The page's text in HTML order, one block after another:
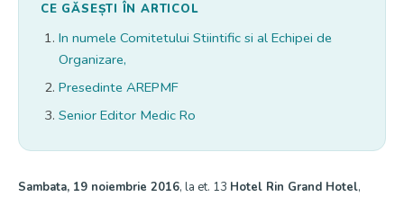
CE GĂSEȘTI ÎN ARTICOL
In numele Comitetului Stiintific si al Echipei de
Organizare,
Presedinte AREPMF
Senior Editor Medic Ro
Sambata, 19 noiembrie 2016, la et. 13 Hotel Rin Grand Hotel,